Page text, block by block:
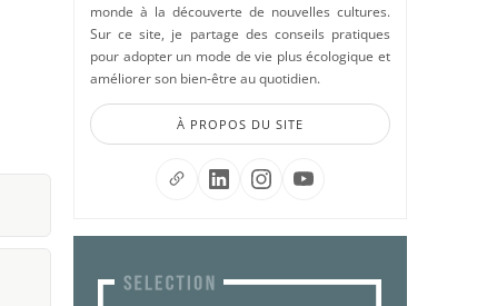
monde à la découverte de nouvelles cultures.
Sur ce site, je partage des conseils pratiques
pour adopter un mode de vie plus écologique et
améliorer son bien-être au quotidien.
À PROPOS DU SITE